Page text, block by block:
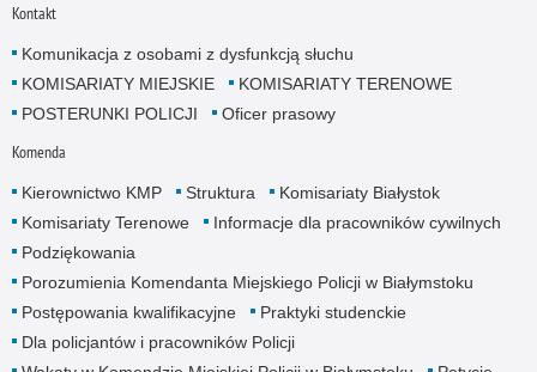
Kontakt
Komunikacja z osobami z dysfunkcją słuchu
KOMISARIATY MIEJSKIE
KOMISARIATY TERENOWE
POSTERUNKI POLICJI
Oficer prasowy
Komenda
Kierownictwo KMP Struktura
Komisariaty Białystok
Komisariaty Terenowe
Informacje dla pracowników cywilnych
Podziękowania
Porozumienia Komendanta Miejskiego Policji w Białymstoku
Postępowania kwalifikacyjne
Praktyki studenckie
Dla policjantów i pracowników Policji